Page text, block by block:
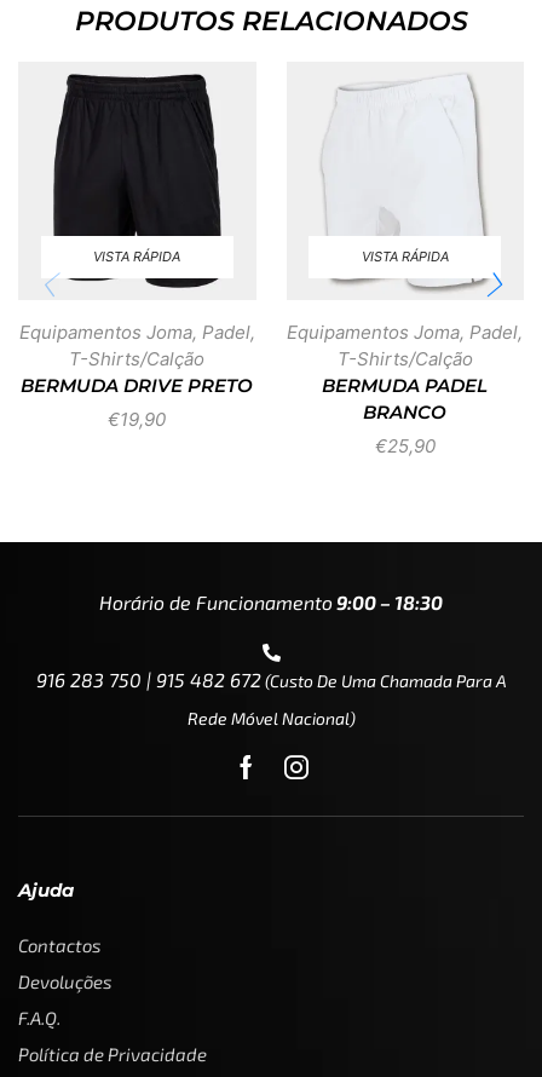
PRODUTOS RELACIONADOS
VISTA RÁPIDA
Equipamentos Joma, Padel,
T-Shirts/Calção
BERMUDA DRIVE PRETO
€19,90
VISTA RÁPIDA
Equipamentos Joma, Padel,
T-Shirts/Calção
BERMUDA PADEL
BRANCO
€25,90
Horário de Funcionamento9:00 – 18:30
916 283 750 | 915 482 672(custo De Uma Chamada Para A
Rede Móvel Nacional)
Ajuda
Contactos
Devoluções
F.A.Q.
Política de Privacidade